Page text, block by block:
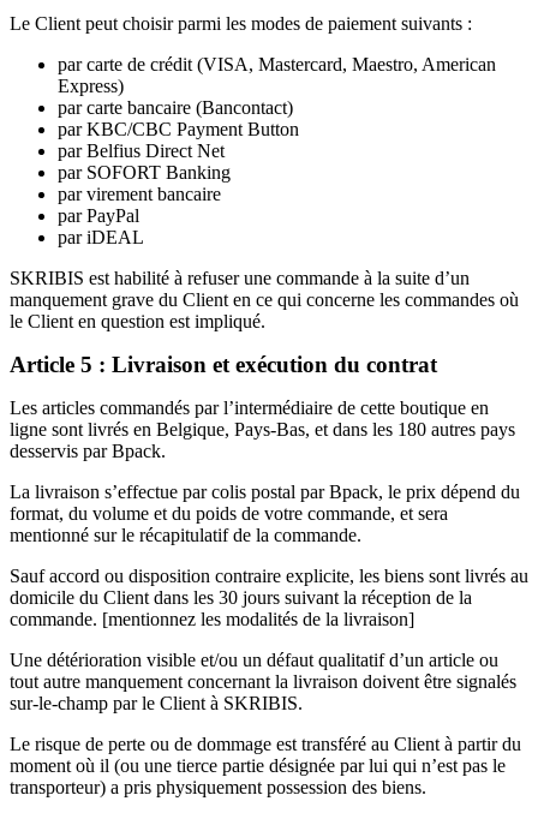
Le Client peut choisir parmi les modes de paiement suivants :
par carte de crédit (VISA, Mastercard, Maestro, American
Express)
par carte bancaire (Bancontact)
par KBC/CBC Payment Button
par Belfius Direct Net
par SOFORT Banking
par virement bancaire
par PayPal
par iDEAL
SKRIBIS est habilité à refuser une commande à la suite d’un
manquement grave du Client en ce qui concerne les commandes où
le Client en question est impliqué.
Article 5 : Livraison et exécution du contrat
Les articles commandés par l’intermédiaire de cette boutique en
ligne sont livrés en Belgique, Pays-Bas, et dans les 180 autres pays
desservis par Bpack.
La livraison s’effectue par colis postal par Bpack, le prix dépend du
format, du volume et du poids de votre commande, et sera
mentionné sur le récapitulatif de la commande.
Sauf accord ou disposition contraire explicite, les biens sont livrés au
domicile du Client dans les 30 jours suivant la réception de la
commande. [mentionnez les modalités de la livraison]
Une détérioration visible et/ou un défaut qualitatif d’un article ou
tout autre manquement concernant la livraison doivent être signalés
sur-le-champ par le Client à SKRIBIS.
Le risque de perte ou de dommage est transféré au Client à partir du
moment où il (ou une tierce partie désignée par lui qui n’est pas le
transporteur) a pris physiquement possession des biens.